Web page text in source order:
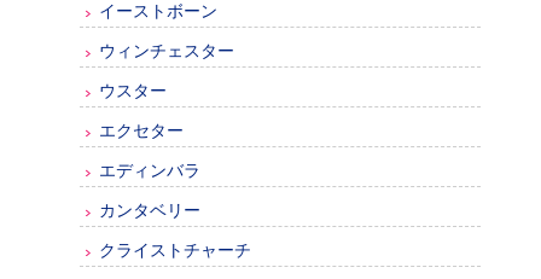
イーストボーン
ウィンチェスター
ウスター
エクセター
エディンバラ
カンタベリー
クライストチャーチ